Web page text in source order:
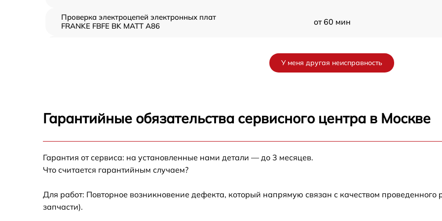
Проверка электроцепей электронных плат
FRANKE FBFE BK MATT A86
от 60 мин
Ремонт двигателя FRANKE FBFE BK MATT
креплений, кнопок) FRANKE FBFE BK MATT
A86
от 60 мин
У меня другая неисправность
Гарантийные обязательства сервисного центра в Москве
Гарантия от сервиса: на установленные нами детали — до 3 месяцев.
Что считается гарантийным случаем?
Для работ: Повторное возникновение дефекта, который напрямую связан с качеством
запчасти).